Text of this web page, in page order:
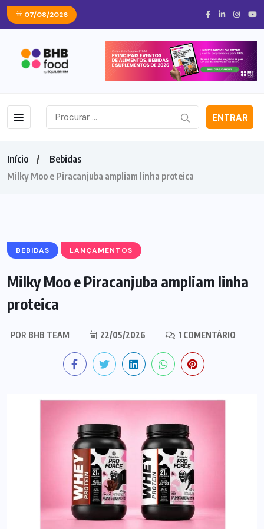
07/08/2026
ENTRAR
Início
Bebidas
Milky Moo e Piracanjuba ampliam linha proteica
BEBIDAS LANÇAMENTOS
Milky Moo e Piracanjuba ampliam linha
proteica
POR BHB TEAM 22/05/2026 1 COMENTÁRIO